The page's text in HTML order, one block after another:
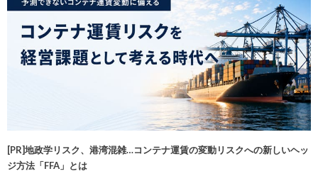
[PR]地政学リスク、港湾混雑…コンテナ運賃の変動リスクへの新しいヘッ
ジ方法「FFA」とは